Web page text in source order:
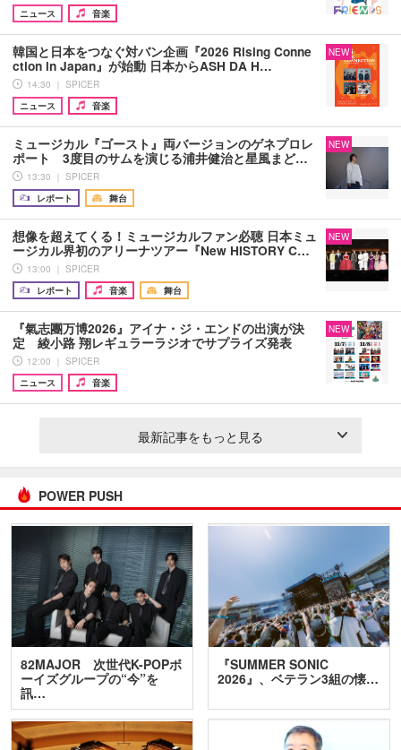
ニュース
音楽
韓国と日本をつなぐ対バン企画『2026 Rising Conne
ction in Japan』が始動 日本からASH DA H…
14:30 ｜ SPICER
ニュース
音楽
NEW
ミュージカル『ゴースト』両バージョンのゲネプロレ
ポート 3度目のサムを演じる浦井健治と星風まど…
13:30 ｜ SPICER
レポート
舞台
NEW
想像を超えてくる！ミュージカルファン必聴 日本ミュ
ージカル界初のアリーナツアー『New HISTORY C…
13:00 ｜ SPICER
レポート
音楽 舞台
NEW
『氣志團万博2026』アイナ・ジ・エンドの出演が決
定 綾小路 翔レギュラーラジオでサプライズ発表
12:00 ｜ SPICER
ニュース
音楽
NEW
最新記事をもっと見る
POWER PUSH
82MAJOR 次世代K-POPボ
ーイズグループの“今”を
訊…
『SUMMER SONIC
2026』、ベテラン3組の懐…